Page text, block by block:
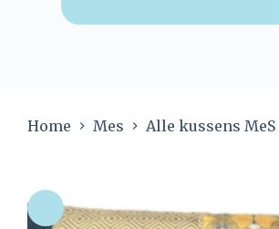
Home Mes Alle kussens MeS